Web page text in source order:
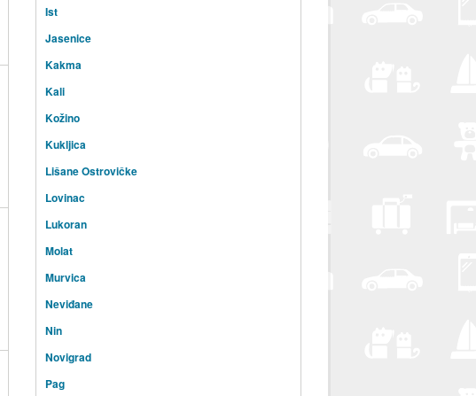
Ist
Jasenice
Kakma
Kali
Kožino
Kukljica
Lišane Ostrovičke
Lovinac
Lukoran
Molat
Murvica
Neviđane
Nin
Novigrad
Pag